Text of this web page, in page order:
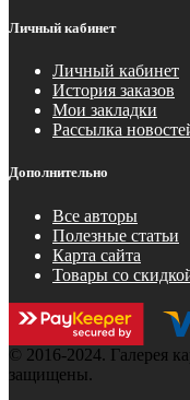
Личный кабинет
Личный кабинет
История заказов
Мои закладки
Рассылка
Дополнительно
Все авторы
Полезные статьи
Карта сайта
Товары со
© 2016-2024. Галерея
защищены.